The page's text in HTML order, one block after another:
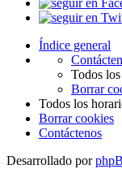
Índice general
Todos
Borrar
Todos los
Borrar cookies
Contáctenos
Desarrollado por